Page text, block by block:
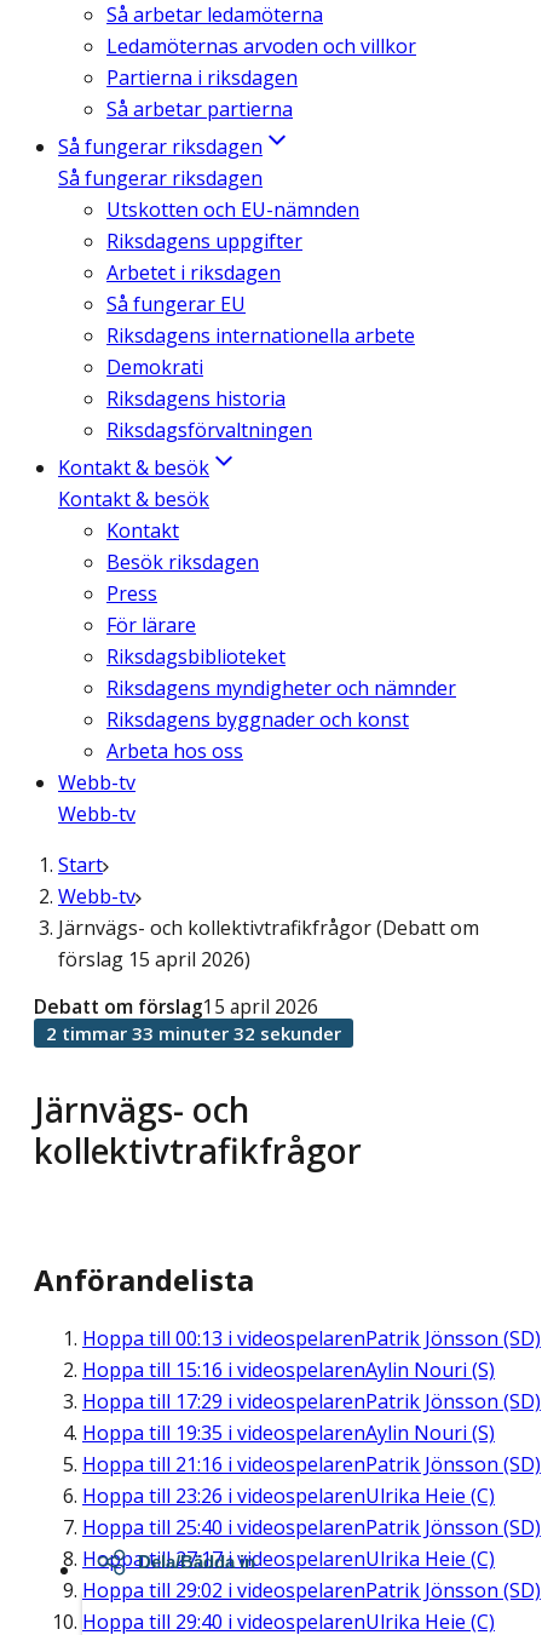
Så arbetar ledamöterna
Ledamöternas arvoden och villkor
Partierna i riksdagen
Så arbetar partierna
Så fungerar riksdagen
Så fungerar riksdagen
Utskotten och EU-nämnden
Riksdagens uppgifter
Arbetet i riksdagen
Så fungerar EU
Riksdagens internationella arbete
Demokrati
Riksdagens historia
Riksdagsförvaltningen
Kontakt & besök
Kontakt & besök
Kontakt
Besök riksdagen
Press
För lärare
Riksdagsbiblioteket
Riksdagens myndigheter och nämnder
Riksdagens byggnader och konst
Arbeta hos oss
Webb-tv
Webb-tv
Start
Webb-tv
Järnvägs- och kollektivtrafikfrågor (Debatt om
förslag 15 april 2026)
Järnvägs- och
kollektivtrafikfrågor
Debatt om förslag15 april 2026
2 timmar 33 minuter 32 sekunder
Anförandelista
Hoppa till 00:13 i videospelarenPatrik Jönsson (SD)
Hoppa till 15:16 i videospelarenAylin Nouri (S)
Hoppa till 17:29 i videospelarenPatrik Jönsson (SD)
Hoppa till 19:35 i videospelarenAylin Nouri (S)
Hoppa till 21:16 i videospelarenPatrik Jönsson (SD)
Hoppa till 23:26 i videospelarenUlrika Heie (C)
Hoppa till 25:40 i videospelarenPatrik Jönsson (SD)
Hoppa till27:17i videospelarenUlrika Heie (C)
Hoppa till 29:02 i videospelarenPatrik Jönsson (SD)
Hoppa till 29:40 i videospelarenUlrika Heie (C)
Dela/Bädda in